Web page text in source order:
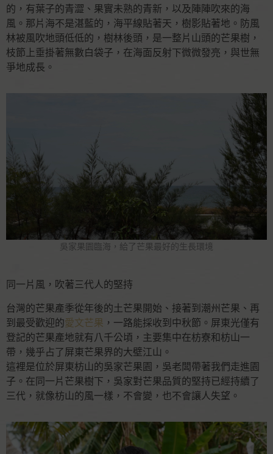
的，有葉子的青澀、果實未熟的青新，以及陣陣吹來的海
風。那片海不是湛藍的，海平線貼著天，樹影貼著地。防風
林被風吹地頭低低的，樹林後頭，是一整片山頭的芒果樹，
枝節上垂掛著無數白袋子，在海面反射下微微發亮，與世無
爭地成長。
吳家果園臨海，給了芒果最好的生長環境
同一片風，吹著三代人的堅持
台灣的芒果產季從年後的土芒果開始、接著到潮州芒果、再
到最受歡迎的愛文芒果 ，一路能採收到中秋節。屏東光僅有
登記的芒果產地就有八千公頃，主要集中在枋寮和枋山一
帶，幾乎占了屏東芒果界的大壁江山。
這裡是位於屏東枋山的吳家芒果園，吳老闆帶著我們走進園
子。在同一片芒果樹下，吳家對芒果品質的堅持已經持續了
三代，就像枋山的風一樣，不會變，也不會讓人失望。